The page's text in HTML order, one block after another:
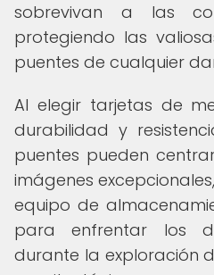
sobrevivan a las
protegiendo las
puentes de cualquier
Al elegir tarjetas de
durabilidad y
puentes pueden
imágenes
equipo de
para enfrentar los
durante la exploración